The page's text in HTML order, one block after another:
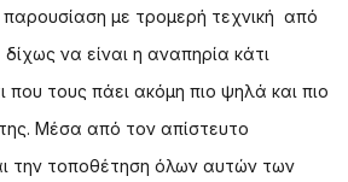
παρουσίαση με τρομερή τεχνική από
να είναι η αναπηρία κάτι
τους πάει ακόμη πιο ψηλά και πιο
Μέσα από τον απίστευτο
την τοποθέτηση όλων αυτών των